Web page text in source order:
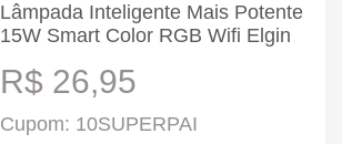
Lâmpada Inteligente Mais Potente
15W Smart Color RGB Wifi Elgin
R$ 26,95
Cupom: 10SUPERPAI